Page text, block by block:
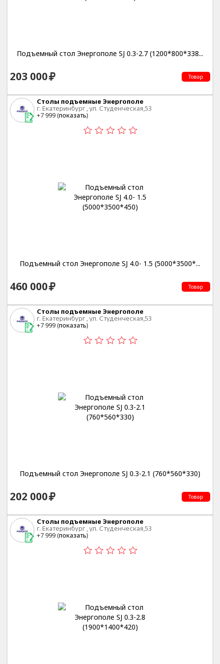
Подъемный стол Энергополе SJ 0.3-2.7 (1200*800*338...
203 000 Товар
Столы подъемные Энергополе
г. Екатеринбург , ул. Студенческая,53
+7 999 (показать)
Подъемный стол Энергополе SJ 4.0- 1.5 (5000*3500*...
460 000 Товар
Столы подъемные Энергополе
г. Екатеринбург , ул. Студенческая,53
+7 999 (показать)
Подъемный стол Энергополе SJ 0.3-2.1 (760*560*330)
202 000 Товар
Столы подъемные Энергополе
г. Екатеринбург , ул. Студенческая,53
+7 999 (показать)